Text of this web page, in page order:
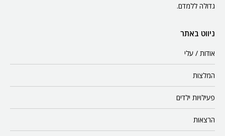
גדולה ללמדם.
ניווט באתר
אודות / עלי
המלצות
פעילויות ילדים
הרצאות